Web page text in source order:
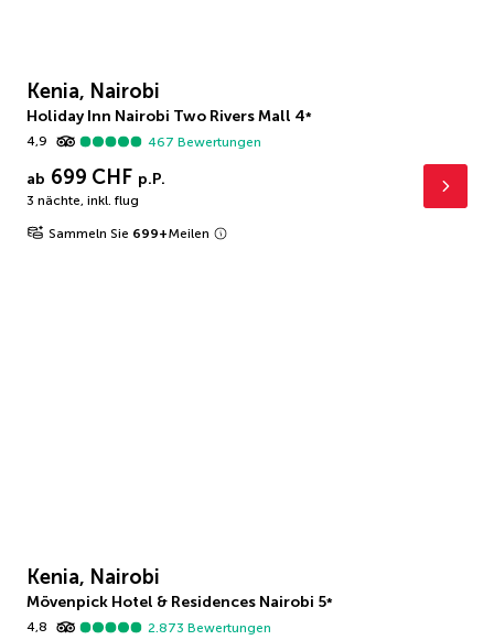
Kenia, Nairobi
Holiday Inn Nairobi Two Rivers Mall 4*
4,9
467 Bewertungen
ab 699 CHF p.P.
3 nächte, inkl. flug
Sammeln Sie 699+Meilen
Kenia, Nairobi
Mövenpick Hotel & Residences Nairobi 5*
4,8
2.873 Bewertungen